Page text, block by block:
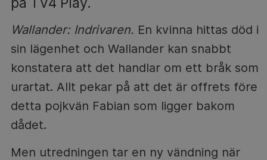
Wallander: Indrivaren. En kvinna hittas död i
sin lägenhet och Wallander kan snabbt
konstatera att det handlar om ett bråk som
urartat. Allt pekar på att det är offrets före
detta pojkvän Fabian som ligger bakom
dådet.
Men utredningen tar en ny vändning när